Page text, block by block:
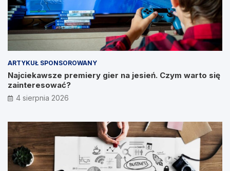
ARTYKUŁ SPONSOROWANY
Najciekawsze premiery gier na jesień. Czym warto się
zainteresować?
4 sierpnia 2026